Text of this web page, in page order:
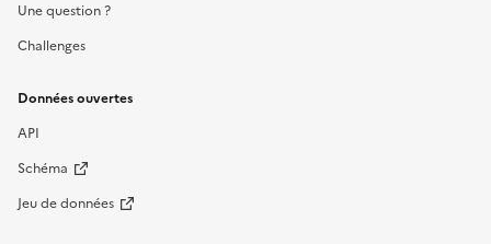
Une question ?
Challenges
Données ouvertes
API
Schéma
Jeu de données